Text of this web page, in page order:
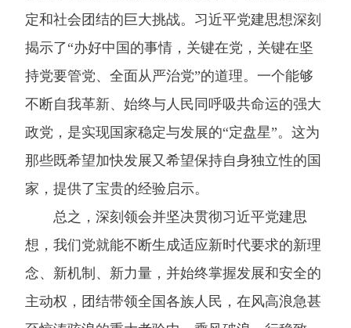
定和社会团结的巨大挑战。习近平党建思想深刻
揭示了“办好中国的事情，关键在党，关键在坚
持党要管党、全面从严治党”的道理。一个能够
不断自我革新、始终与人民同呼吸共命运的强大
政党，是实现国家稳定与发展的“定盘星”。这为
那些既希望加快发展又希望保持自身独立性的国
家，提供了宝贵的经验启示。
总之，深刻领会并坚决贯彻习近平党建思
想，我们党就能不断生成适应新时代要求的新理
念、新机制、新力量，并始终掌握发展和安全的
主动权，团结带领全国各族人民，在风高浪急甚